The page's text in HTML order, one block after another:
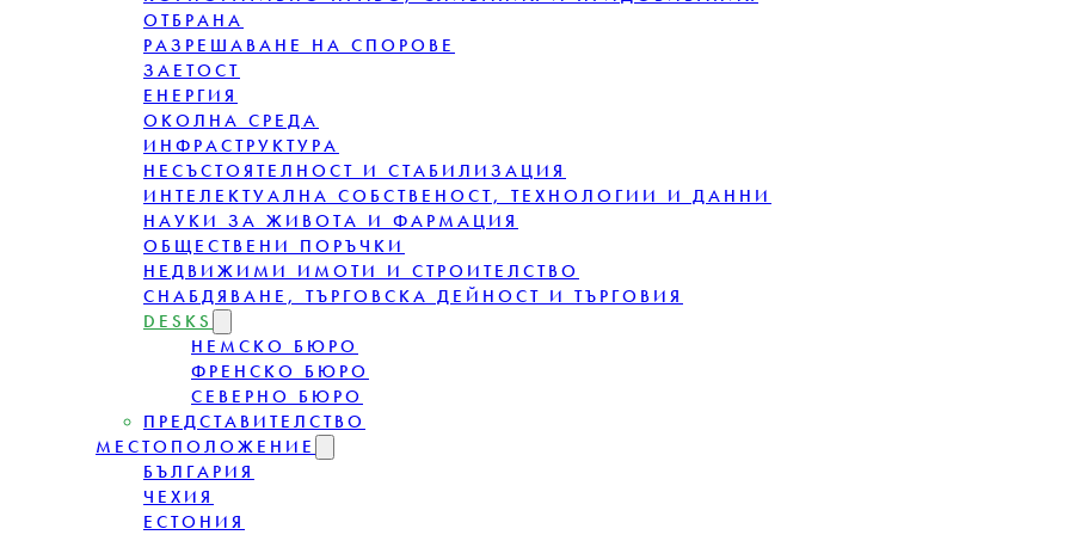
ОТБРАНА
РАЗРЕШАВАНЕ НА СПОРОВЕ
ЗАЕТОСТ
ЕНЕРГИЯ
ОКОЛНА СРЕДА
ИНФРАСТРУКТУРА
НЕСЪСТОЯТЕЛНОСТ И СТАБИЛИЗАЦИЯ
ИНТЕЛЕКТУАЛНА СОБСТВЕНОСТ, ТЕХНОЛОГИИ И ДАННИ
НАУКИ ЗА ЖИВОТА И ФАРМАЦИЯ
ОБЩЕСТВЕНИ ПОРЪЧКИ
НЕДВИЖИМИ ИМОТИ И СТРОИТЕЛСТВО
СНАБДЯВАНЕ, ТЪРГОВСКА ДЕЙНОСТ И ТЪРГОВИЯ
DESKS
НЕМСКО БЮРО
ФРЕНСКО БЮРО
СЕВЕРНО БЮРО
ПРЕДСТАВИТЕЛСТВО
МЕСТОПОЛОЖЕНИЕ
БЪЛГАРИЯ
ЧЕХИЯ
ЕСТОНИЯ